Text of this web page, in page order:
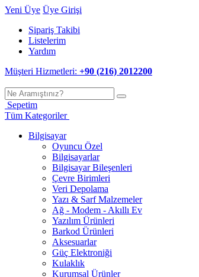
Yeni Üye Üye Girişi
Sipariş Takibi
Listelerim
Yardım
Müşteri Hizmetleri: +90 (216) 2012200
Sepetim
Tüm Kategoriler
Bilgisayar
Oyuncu Özel
Bilgisayarlar
Bilgisayar Bileşenleri
Çevre Birimleri
Veri Depolama
Yazı & Sarf Malzemeler
Ağ - Modem - Akıllı Ev
Yazılım Ürünleri
Barkod Ürünleri
Aksesuarlar
Güç Elektroniği
Kulaklık
Kurumsal Ürünler